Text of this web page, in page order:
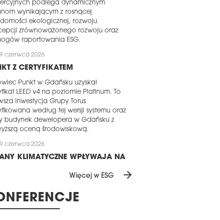
podlega dynamicznym
wynikającym z rosnącej
ekologicznej, rozwoju
zrównoważonego rozwoju oraz
raportowania ESG.
czerwca 2026
Z CERTYFIKATEM
Punkt w Gdańsku uzyskał
LEED v4 na poziomie Platinum. To
inwestycja Grupy Torus
według tej wersji systemu oraz
budynek dewelopera w Gdańsku z
oceną środowiskową.
czerwca 2026
KLIMATYCZNE WPŁYWAJĄ NA
EMEA i staje się coraz trudniejsza
dla liderów branży
Nowe badanie firmy Colliers
Więcej w ESG arrow_forward